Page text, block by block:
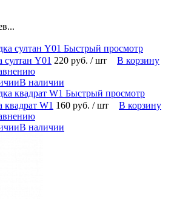
Быстрый просмотр
султан Y01 220 руб. / шт
В корзину
В наличии
Быстрый просмотр
квадрат W1 160 руб. / шт
В корзину
В наличии